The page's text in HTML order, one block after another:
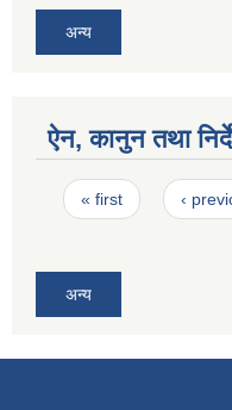
अन्य
ऐन, कानुन तथा
Pages
« first ‹
अन्य